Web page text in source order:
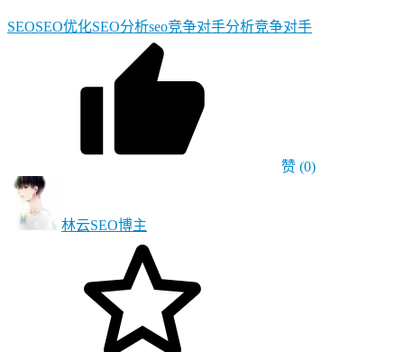
SEOSEO优化SEO分析seo竞争对手分析竞争对手
赞 (0)
林云SEO博主